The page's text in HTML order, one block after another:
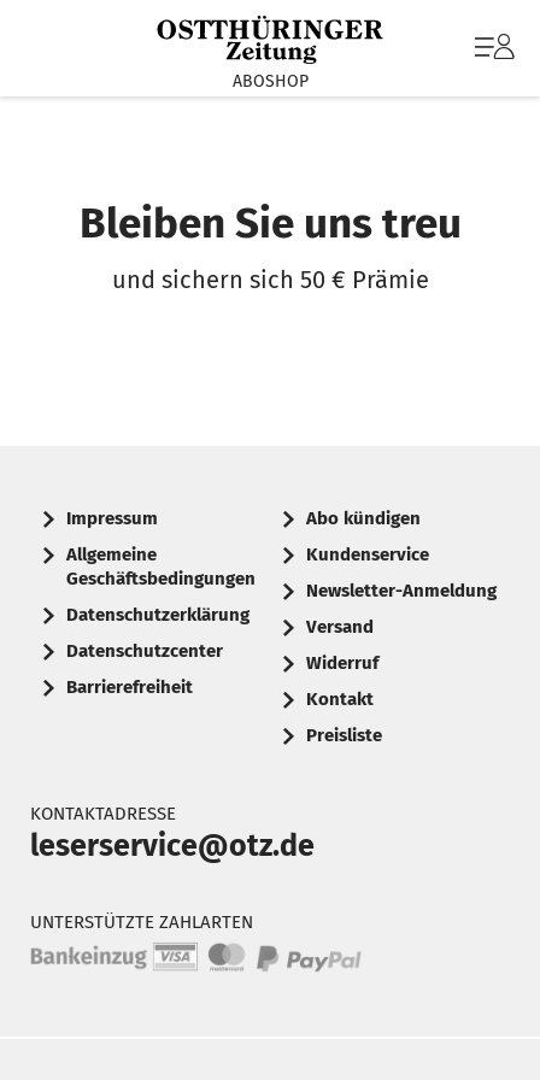
ABOSHOP
Bleiben Sie uns treu
und sichern sich 50 € Prämie
Impressum
Allgemeine
Geschäftsbedingungen
Datenschutzerklärung
Datenschutzcenter
Barrierefreiheit
Abo kündigen
Kundenservice
Newsletter-Anmeldung
Versand
Widerruf
Kontakt
Preisliste
KONTAKTADRESSE
leserservice@otz.de
UNTERSTÜTZTE ZAHLARTEN